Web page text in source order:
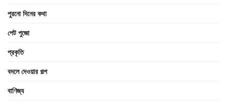
পুরনো দিনের কথা
পেট পুজো
প্রকৃতি
বদলে দেওয়ার গল্প
বাণিজ্য